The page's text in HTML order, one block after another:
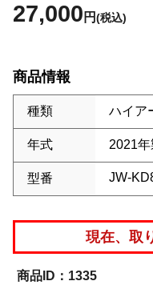
27,000 円(税込)
商品情報
種類 ハイア
年式 2021年
型番 JW-
現在、取
1335